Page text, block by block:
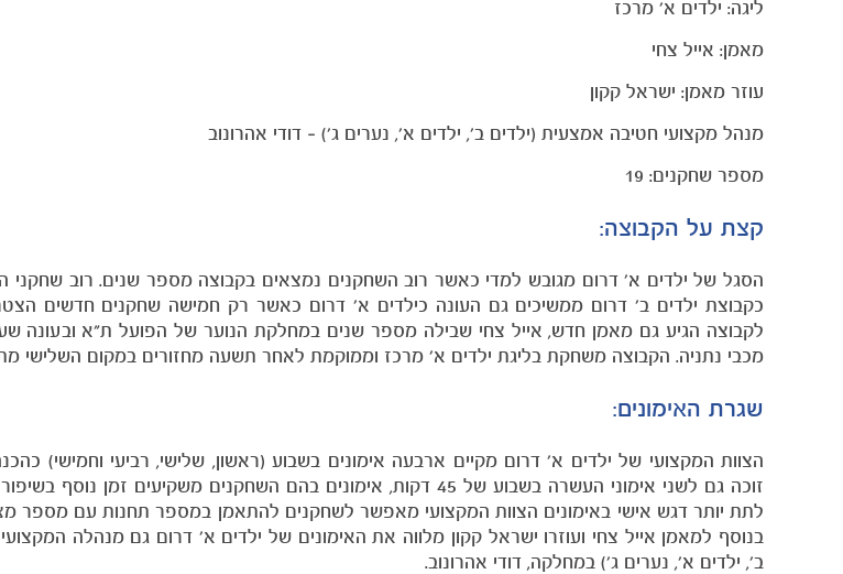
ליגה: ילדים א' מרכז
מאמן: אייל צחי
עוזר מאמן: ישראל קקון
מנהל מקצועי חטיבה אמצעית (ילדים ב', ילדים א', נערים ג') – דודי אהרונוב
מספר שחקנים: 19
קצת על הקבוצה:
הסגל של ילדים א' דרום מגובש למדי כאשר רוב השחקנים נמצאים בקבוצה מספר שנים. רוב שחקני
כקבוצת ילדים ב' דרום ממשיכים גם העונה כילדים א' דרום כאשר רק חמישה שחקנים חדשים
לקבוצה הגיע גם מאמן חדש, אייל צחי שבילה מספר שנים במחלקת הנוער של הפועל ת"א ובעונה
מכבי נתניה. הקבוצה משחקת בליגת ילדים א' מרכז וממוקמת לאחר תשעה מחזורים במקום השלישי
שגרת האימונים:
הצוות המקצועי של ילדים א' דרום מקיים ארבעה אימונים בשבוע (ראשון, שלישי, רביעי וחמישי)
זוכה גם לשני אימוני העשרה בשבוע של 45 דקות, אימונים בהם השחקנים משקיעים
לתת יותר דגש אישי באימונים הצוות המקצועי מאפשר לשחקנים להתאמן במספר תחנות עם מספר
בנוסף למאמן אייל צחי ועוזרו ישראל קקון מלווה את האימונים של ילדים א' דרום גם מנהלה
ב', ילדים א', נערים ג') במחלקה, דודי אהרונוב.